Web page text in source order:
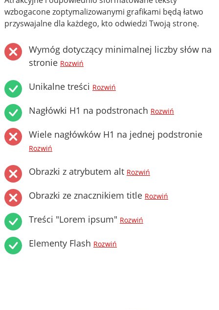
wzbogacone zoptymalizowanymi grafikami będą łatwo
przyswajalne dla każdego, kto odwiedzi Twoją stronę.
Wymóg dotyczący minimalnej liczby słów na
stronie Rozwiń
Unikalne treści Rozwiń
Nagłówki H1 na podstronach Rozwiń
Wiele nagłówków H1 na jednej podstronie
Rozwiń
Obrazki z atrybutem alt Rozwiń
Obrazki ze znacznikiem title Rozwiń
Treści "Lorem ipsum" Rozwiń
Elementy Flash Rozwiń